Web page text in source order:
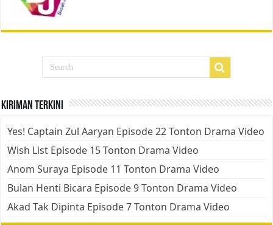
Kiriman Terkini
Yes! Captain Zul Aaryan Episode 22 Tonton Drama Video
Wish List Episode 15 Tonton Drama Video
Anom Suraya Episode 11 Tonton Drama Video
Bulan Henti Bicara Episode 9 Tonton Drama Video
Akad Tak Dipinta Episode 7 Tonton Drama Video